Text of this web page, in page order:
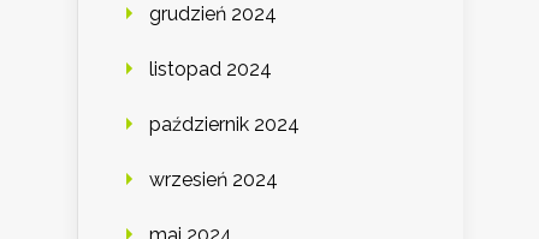
grudzień 2024
listopad 2024
październik 2024
wrzesień 2024
maj 2024